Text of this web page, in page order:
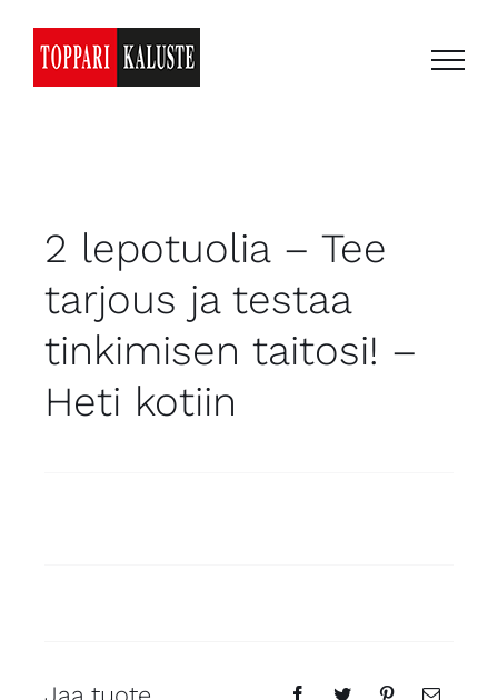
content
2 lepotuolia – Tee
tarjous ja testaa
tinkimisen taitosi! –
Heti kotiin
Jaa tuote